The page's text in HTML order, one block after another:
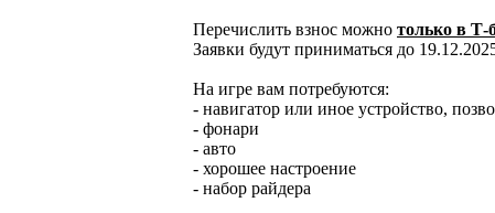
‎Перечислить взнос можно только в Т-
‎Заявки будут приниматься до
‎На игре вам потребуются:
‎- навигатор или иное устройство,
‎- фонари
‎- авто
‎- хорошее настроение
‎- набор райдера